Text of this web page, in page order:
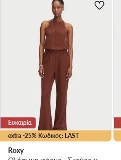
extra -25% Κωδικός: LAST
Ευκαιρία
Roxy